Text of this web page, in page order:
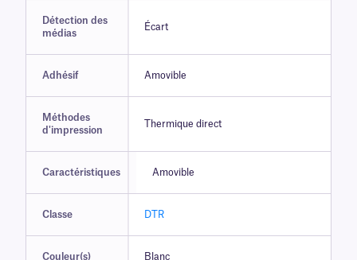
Détection des
médias
Écart
Adhésif Amovible
Méthodes
d'impression
Thermique direct
Caractéristiques Amovible
Classe DTR
Couleur(s) Blanc